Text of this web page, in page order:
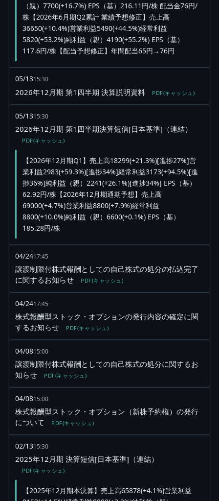
（親）7700(+16.7%) EPS（基）216.11円/株 配当金76円/
株【2026年6月期Q2累計 業績予想修正】売上高
36650(+10.4%)営業利益5490(+44.5%)経常利益
5820(+53.2%)純利益（親）4190(+55.2%) EPS（基）
117.6円/株【配当予想修正】年間配当65円→76円
05/1315:30
2026年12月期 第1四半期 決算説明資料 PDF(キャッシュ)
05/1315:30
2026年12月期 第1四半期決算短信[日本基準]（連結）
PDF(キャッシュ)
【2026年12月期Q1】売上高18299(+21.3%)[進捗27%]営
業利益2983(+59.3%)[進捗34%]経常利益3173(+94.5%)[進
捗36%]純利益（親）2241(+26.1%)[進捗34%] EPS（基）
62.92円/株【2026年12月期通期予想】売上高
69000(+4.7%)営業利益8800(+7.9%)経常利益
8800(+10.0%)純利益（親）6600(+0.1%) EPS（基）
185.28円/株
04/2417:45
譲渡制限付株式報酬としての自己株式の処分の払込完了
に関するお知らせ
PDF(キャッシュ)
04/2417:45
株式報酬型ストック・オプションの発行内容の確定に関
するお知らせ
PDF(キャッシュ)
04/0815:00
譲渡制限付株式報酬としての自己株式の処分に関するお
知らせ
PDF(キャッシュ)
04/0815:00
株式報酬型ストック・オプション（新株予約権）の発行
について
PDF(キャッシュ)
02/1315:30
2025年12月期 決算短信[日本基準]（連結）
PDF(キャッシュ)
【2025年12月期本決算】売上高65878(+4.1%)営業利益